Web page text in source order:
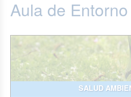
Aula de
SALUD